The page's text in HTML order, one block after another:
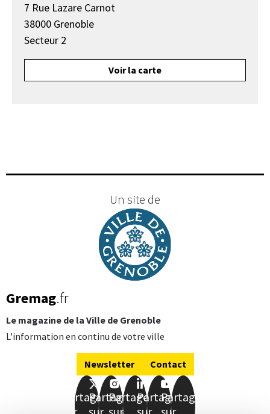
7 Rue Lazare Carnot
38000 Grenoble
Secteur 2
Voir la carte
Un site de
Gremag.fr
Le magazine de la Ville de Grenoble
L'information en continu de votre ville
Newsletter Contact
PartagerPartager
PartagerPartager
Partager